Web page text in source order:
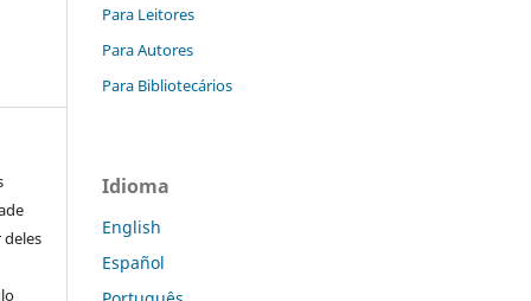
Para Leitores
Para Autores
Para Bibliotecários
Idioma
English
Español